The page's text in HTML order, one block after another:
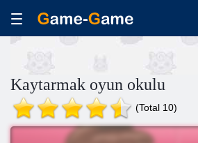
Kaytarmak oyun okulu
(Total 10)